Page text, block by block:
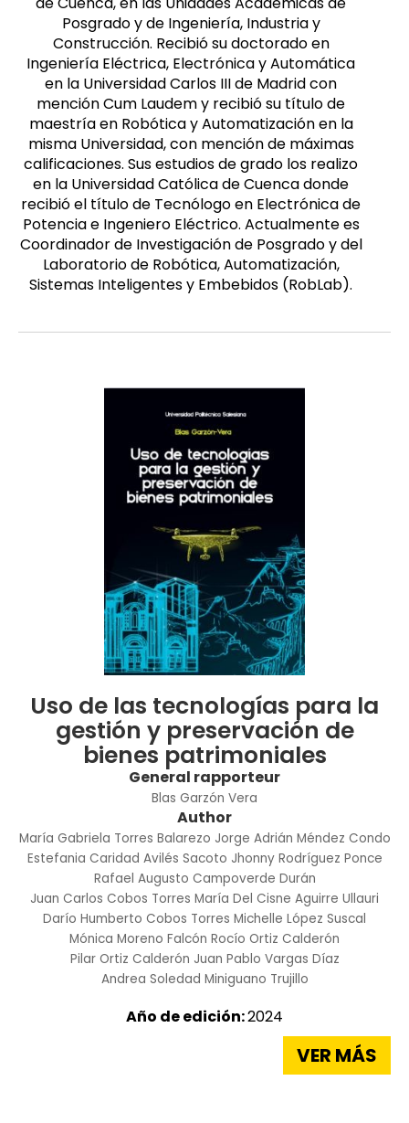
Posgrado y de Ingeniería, Industria y
Construcción. Recibió su doctorado en
Ingeniería Eléctrica, Electrónica y Automática
en la Universidad Carlos III de Madrid con
mención Cum Laudem y recibió su título de
maestría en Robótica y Automatización en la
misma Universidad, con mención de máximas
calificaciones. Sus estudios de grado los realizo
en la Universidad Católica de Cuenca donde
recibió el título de Tecnólogo en Electrónica de
Potencia e Ingeniero Eléctrico. Actualmente es
Coordinador de Investigación de Posgrado y del
Laboratorio de Robótica, Automatización,
Sistemas Inteligentes y Embebidos (RobLab).
Uso de las tecnologías para la
gestión y preservación de
bienes patrimoniales
General rapporteur
Blas Garzón Vera
Author
María Gabriela Torres Balarezo Jorge Adrián Méndez Condo
Estefania Caridad Avilés Sacoto Jhonny Rodríguez Ponce
Rafael Augusto Campoverde Durán
Juan Carlos Cobos Torres María Del Cisne Aguirre Ullauri
Darío Humberto Cobos Torres Michelle López Suscal
Mónica Moreno Falcón Rocío Ortiz Calderón
Pilar Ortiz Calderón Juan Pablo Vargas Díaz
Andrea Soledad Miniguano Trujillo
Año de edición:2024
VER MÁS